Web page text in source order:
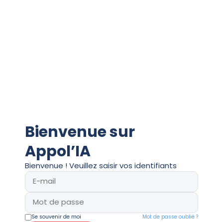
Bienvenue sur
Appol’IA
Bienvenue ! Veuillez saisir vos identifiants
Se souvenir de moi Mot de passe oublié ?